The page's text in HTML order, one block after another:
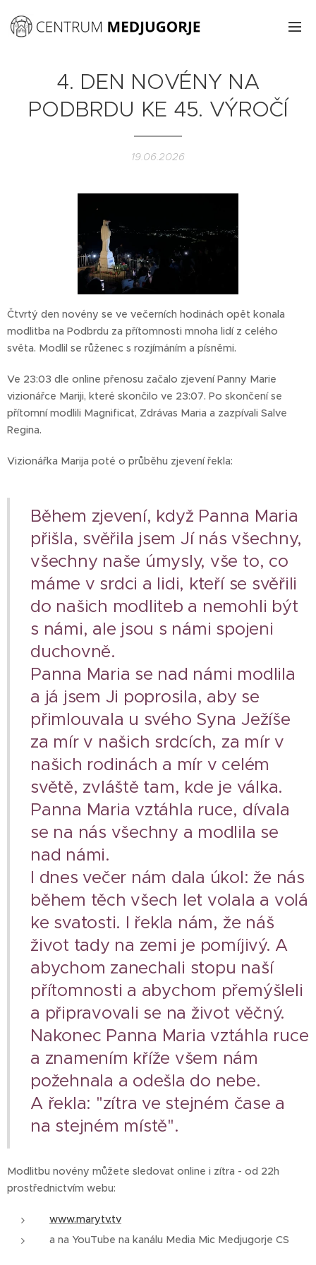
4. DEN NOVÉNY NA
PODBRDU KE 45. VÝROČÍ
19.06.2026
Čtvrtý den novény se ve večerních hodinách opět konala
modlitba na Podbrdu za přítomnosti mnoha lidí z celého
světa. Modlil se růženec s rozjímáním a písněmi.
Ve 23:03 dle online přenosu začalo zjevení Panny Marie
vizionářce Mariji, které skončilo ve 23:07. Po skončení se
přítomní modlili Magnificat, Zdrávas Maria a zazpívali Salve
Regina.
Vizionářka Marija poté o průběhu zjevení řekla:
Během zjevení, když Panna Maria
přišla, svěřila jsem Jí nás všechny,
všechny naše úmysly, vše to, co
máme v srdci a lidi, kteří se svěřili
do našich modliteb a nemohli být
s námi, ale jsou s námi spojeni
duchovně.
Panna Maria se nad námi modlila
a já jsem Ji poprosila, aby se
přimlouvala u svého Syna Ježíše
za mír v našich srdcích, za mír v
našich rodinách a mír v celém
světě, zvláště tam, kde je válka.
Panna Maria vztáhla ruce, dívala
se na nás všechny a modlila se
nad námi.
I dnes večer nám dala úkol: že nás
během těch všech let volala a volá
ke svatosti. I řekla nám, že náš
život tady na zemi je pomíjivý. A
abychom zanechali stopu naší
přítomnosti a abychom přemýšleli
a připravovali se na život věčný.
Nakonec Panna Maria vztáhla ruce
a znamením kříže všem nám
požehnala a odešla do nebe.
A řekla: "zítra ve stejném čase a
na stejném místě".
Modlitbu novény můžete sledovat online i zítra - od 22h
prostřednictvím webu:
www.marytv.tv
a na YouTube na kanálu Media Mic Medjugorje CS